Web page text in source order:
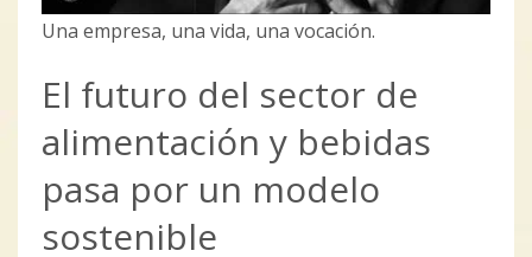
Una empresa, una vida, una vocación.
El futuro del sector de
alimentación y bebidas
pasa por un modelo
sostenible